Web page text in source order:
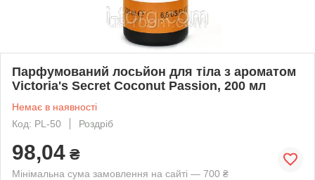
Парфумований лосьйон для тіла з ароматом
Victoria's Secret Coconut Passion, 200 мл
Немає в наявності
Код: PL-50
Роздріб
98,04 ₴
Мінімальна сума замовлення на сайті — 700 ₴